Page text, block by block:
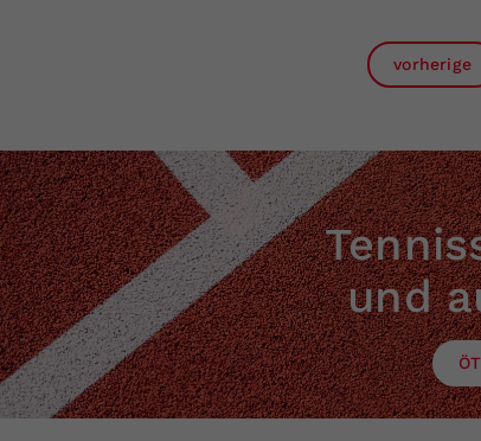
vorherige
und